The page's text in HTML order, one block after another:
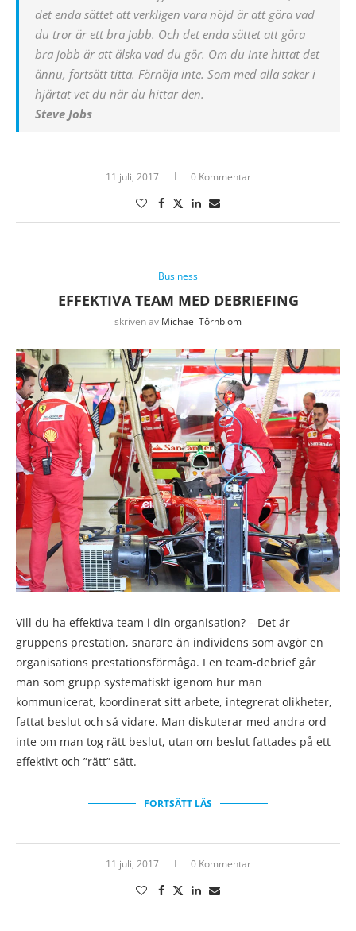
det enda sättet att verkligen vara nöjd är att göra vad
du tror är ett bra jobb. Och det enda sättet att göra
bra jobb är att älska vad du gör. Om du inte hittat det
ännu, fortsätt titta. Förnöja inte. Som med alla saker i
hjärtat vet du när du hittar den.
Steve Jobs
11 juli, 2017 0 Kommentar
Business
EFFEKTIVA TEAM MED DEBRIEFING
skriven av Michael Törnblom
Vill du ha effektiva team i din organisation? – Det är
gruppens prestation, snarare än individens som avgör en
organisations prestationsförmåga. I en team-debrief går
man som grupp systematiskt igenom hur man
kommunicerat, koordinerat sitt arbete, integrerat olikheter,
fattat beslut och så vidare. Man diskuterar med andra ord
inte om man tog rätt beslut, utan om beslut fattades på ett
effektivt och ”rätt” sätt.
FORTSÄTT LÄS
11 juli, 2017 0 Kommentar